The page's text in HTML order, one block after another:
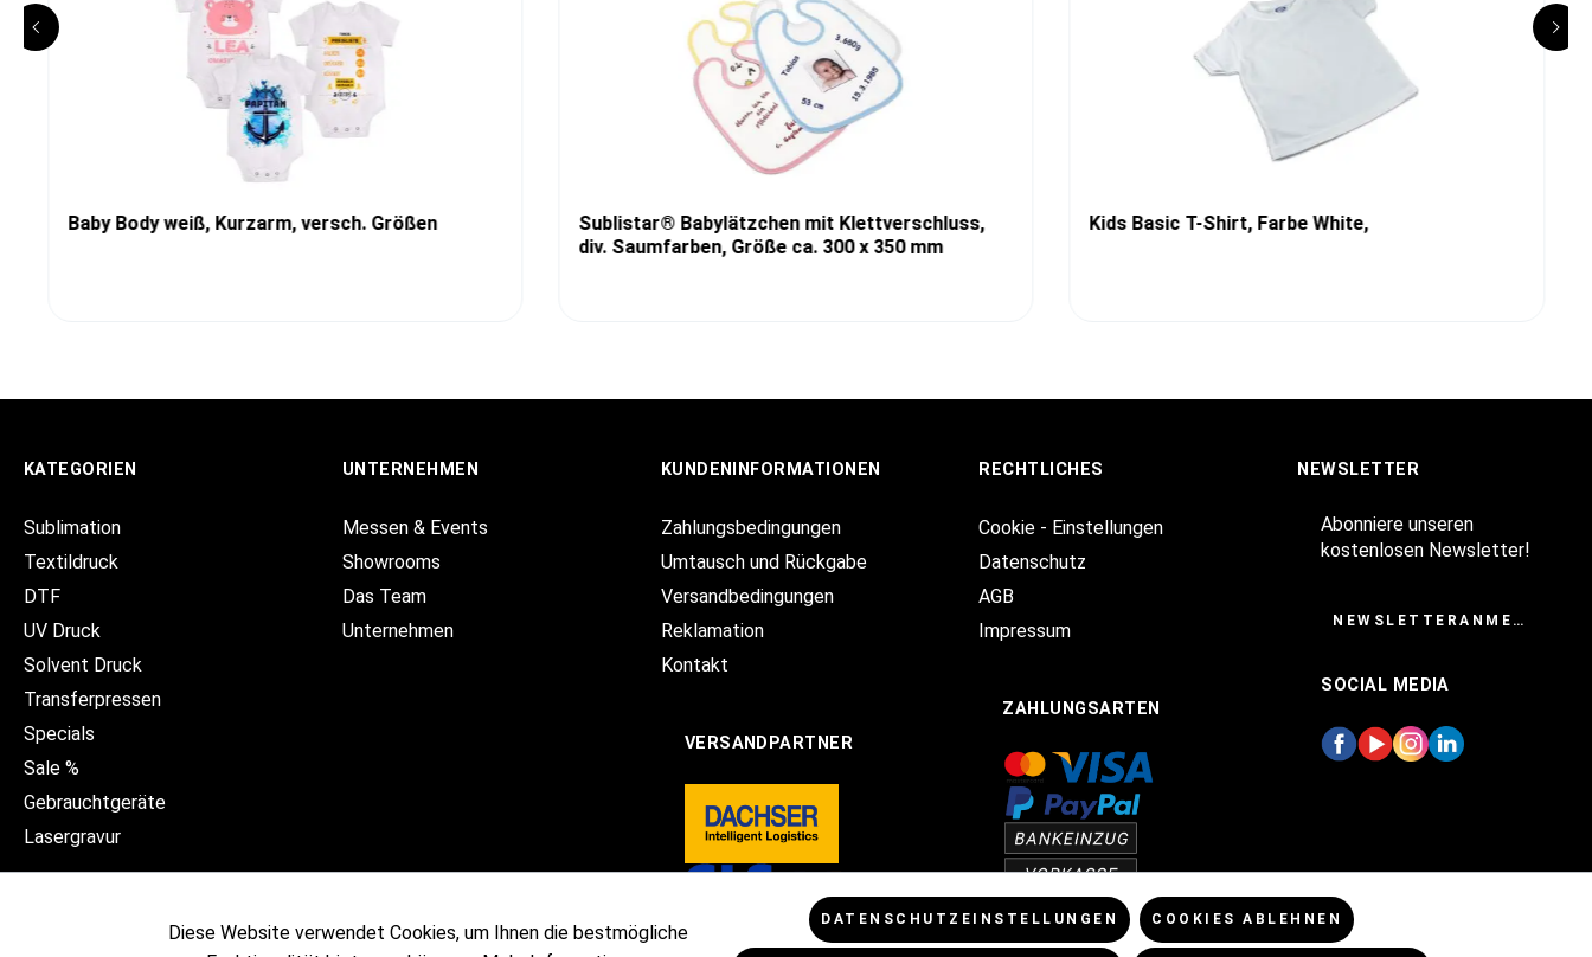
Baby Body weiß, Kurzarm, versch. Größen
Sublistar® Babylätzchen mit Klettverschluss,
div. Saumfarben, Größe ca. 300 x 350 mm
Kids Basic T-Shirt, Farbe White,
KATEGORIEN
Sublimation
Textildruck
DTF
UV Druck
Solvent Druck
Transferpressen
Specials
Sale %
Gebrauchtgeräte
Lasergravur
UNTERNEHMEN
Messen & Events
Showrooms
Das Team
Unternehmen
KUNDENINFORMATIONEN
Zahlungsbedingungen
Umtausch und Rückgabe
Versandbedingungen
Reklamation
Kontakt
VERSANDPARTNER
RECHTLICHES
Cookie - Einstellungen
Datenschutz
AGB
Impressum
ZAHLUNGSARTEN
NEWSLETTER
Abonniere unseren
kostenlosen Newsletter!
NEWSLETTERANMELDUNG
SOCIAL MEDIA
Diese Website verwendet Cookies, um Ihnen die bestmögliche
DATENSCHUTZEINSTELLUNGEN COOKIES ABLEHNEN